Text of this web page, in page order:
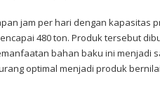
jam per hari dengan kapasitas
480 ton. Produk tersebut
bahan baku ini menjadi
optimal menjadi produk